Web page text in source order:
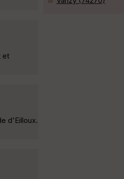
et
d'Eilloux.